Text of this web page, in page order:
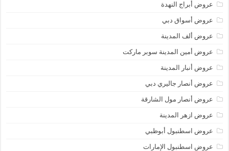
عروض أبراج النهدة
عروض أسواق دبي
عروض ألف المدينة
عروض أمين المدينة سوبر ماركت
عروض أنبار المدينة
عروض أنصار جاليري دبي
عروض أنصار مول الشارقة
عروض ازهر المدينة
عروض اسطنبول أبوظبي
عروض اسطنبول الإمارات